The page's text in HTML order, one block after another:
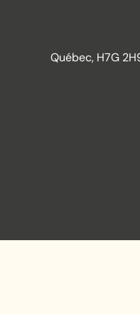
Québec, H7G